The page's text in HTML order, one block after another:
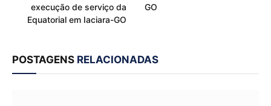
execução de serviço da
Equatorial em Iaciara-GO
GO
POSTAGENS RELACIONADAS